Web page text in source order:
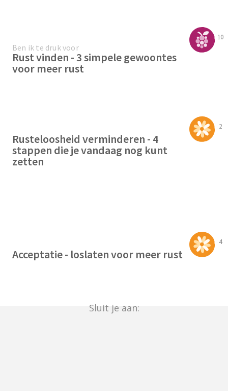
10
Ben ik te druk voor
Rust vinden - 3 simpele gewoontes
voor meer rust
2
Rusteloosheid verminderen - 4
stappen die je vandaag nog kunt
zetten
4
Acceptatie - loslaten voor meer rust
Sluit je aan: